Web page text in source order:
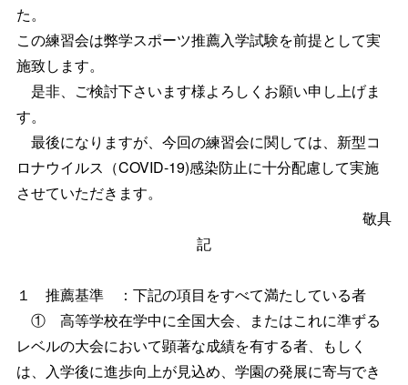
た。
この練習会は弊学スポーツ推薦入学試験を前提として実
施致します。
是非、ご検討下さいます様よろしくお願い申し上げま
す。
最後になりますが、今回の練習会に関しては、新型コ
ロナウイルス（COVID-19)感染防止に十分配慮して実施
させていただきます。
敬具
記
１ 推薦基準 ：下記の項目をすべて満たしている者
① 高等学校在学中に全国大会、またはこれに準ずる
レベルの大会において顕著な成績を有する者、もしく
は、入学後に進歩向上が見込め、学園の発展に寄与でき